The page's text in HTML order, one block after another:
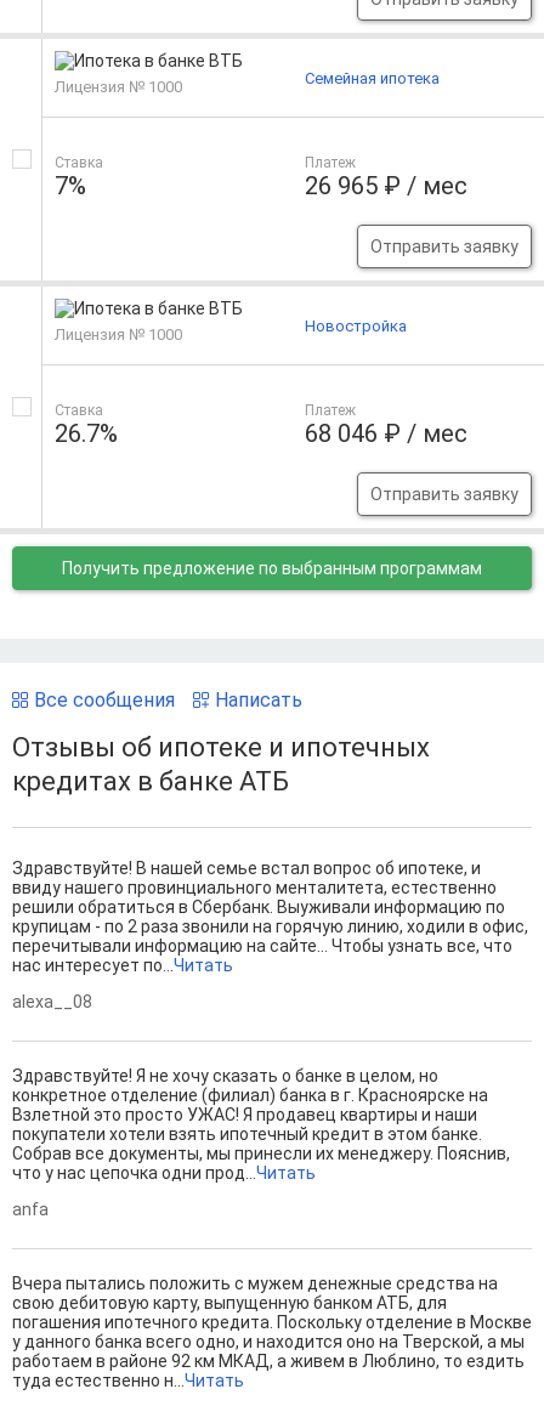
Лицензия № 1000
Ставка
7%
Платеж
26 965 ₽ / мес
Отправить заявку
Семейная ипотека
Лицензия № 1000
Ставка
26.7%
Платеж
68 046 ₽ / мес
Отправить заявку
Новостройка
Получить предложение по выбранным программам
Все сообщения Написать
Отзывы об ипотеке и ипотечных
кредитах в банке АТБ
Здравствуйте! В нашей семье встал вопрос об ипотеке, и
ввиду нашего провинциального менталитета, естественно
решили обратиться в Сбербанк. Выуживали информацию по
крупицам - по 2 раза звонили на горячую линию, ходили в офис,
перечитывали информацию на сайте... Чтобы узнать все, что
нас интересует по... Читать
alexa__08
Здравствуйте! Я не хочу сказать о банке в целом, но
конкретное отделение (филиал) банка в г. Красноярске на
Взлетной это просто УЖАС! Я продавец квартиры и наши
покупатели хотели взять ипотечный кредит в этом банке.
Собрав все документы, мы принесли их менеджеру. Пояснив,
что у нас цепочка одни прод... Читать
anfa
Вчера пытались положить с мужем денежные средства на
свою дебитовую карту, выпущенную банком АТБ, для
погашения ипотечного кредита. Поскольку отделение в Москве
у данного банка всего одно, и находится оно на Тверской, а мы
работаем в районе 92 км МКАД, а живем в Люблино, то ездить
туда естественно н... Читать